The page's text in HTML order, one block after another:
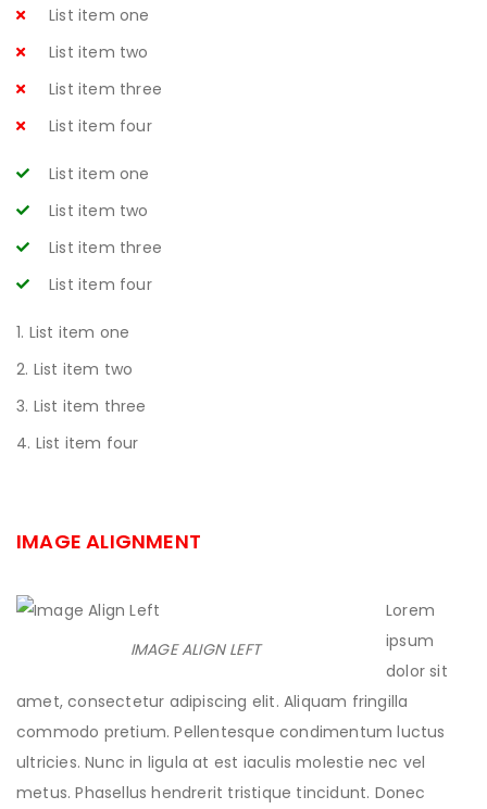
List item one
List item two
List item three
List item four
List item one
List item two
List item three
List item four
List item one
List item two
List item three
List item four
IMAGE ALIGNMENT
IMAGE ALIGN LEFT
Lorem
ipsum
dolor sit
amet, consectetur adipiscing elit. Aliquam fringilla
commodo pretium. Pellentesque condimentum luctus
ultricies. Nunc in ligula at est iaculis molestie nec vel
metus. Phasellus hendrerit tristique tincidunt. Donec